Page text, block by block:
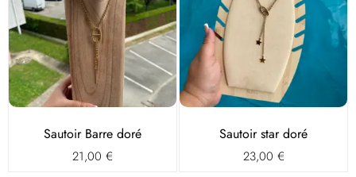
Sautoir Barre doré
21,00 €
Sautoir star doré
23,00 €